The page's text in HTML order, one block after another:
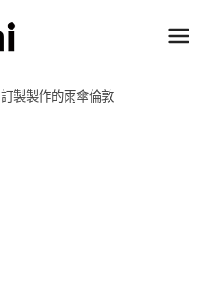
訂製製作的雨傘倫敦